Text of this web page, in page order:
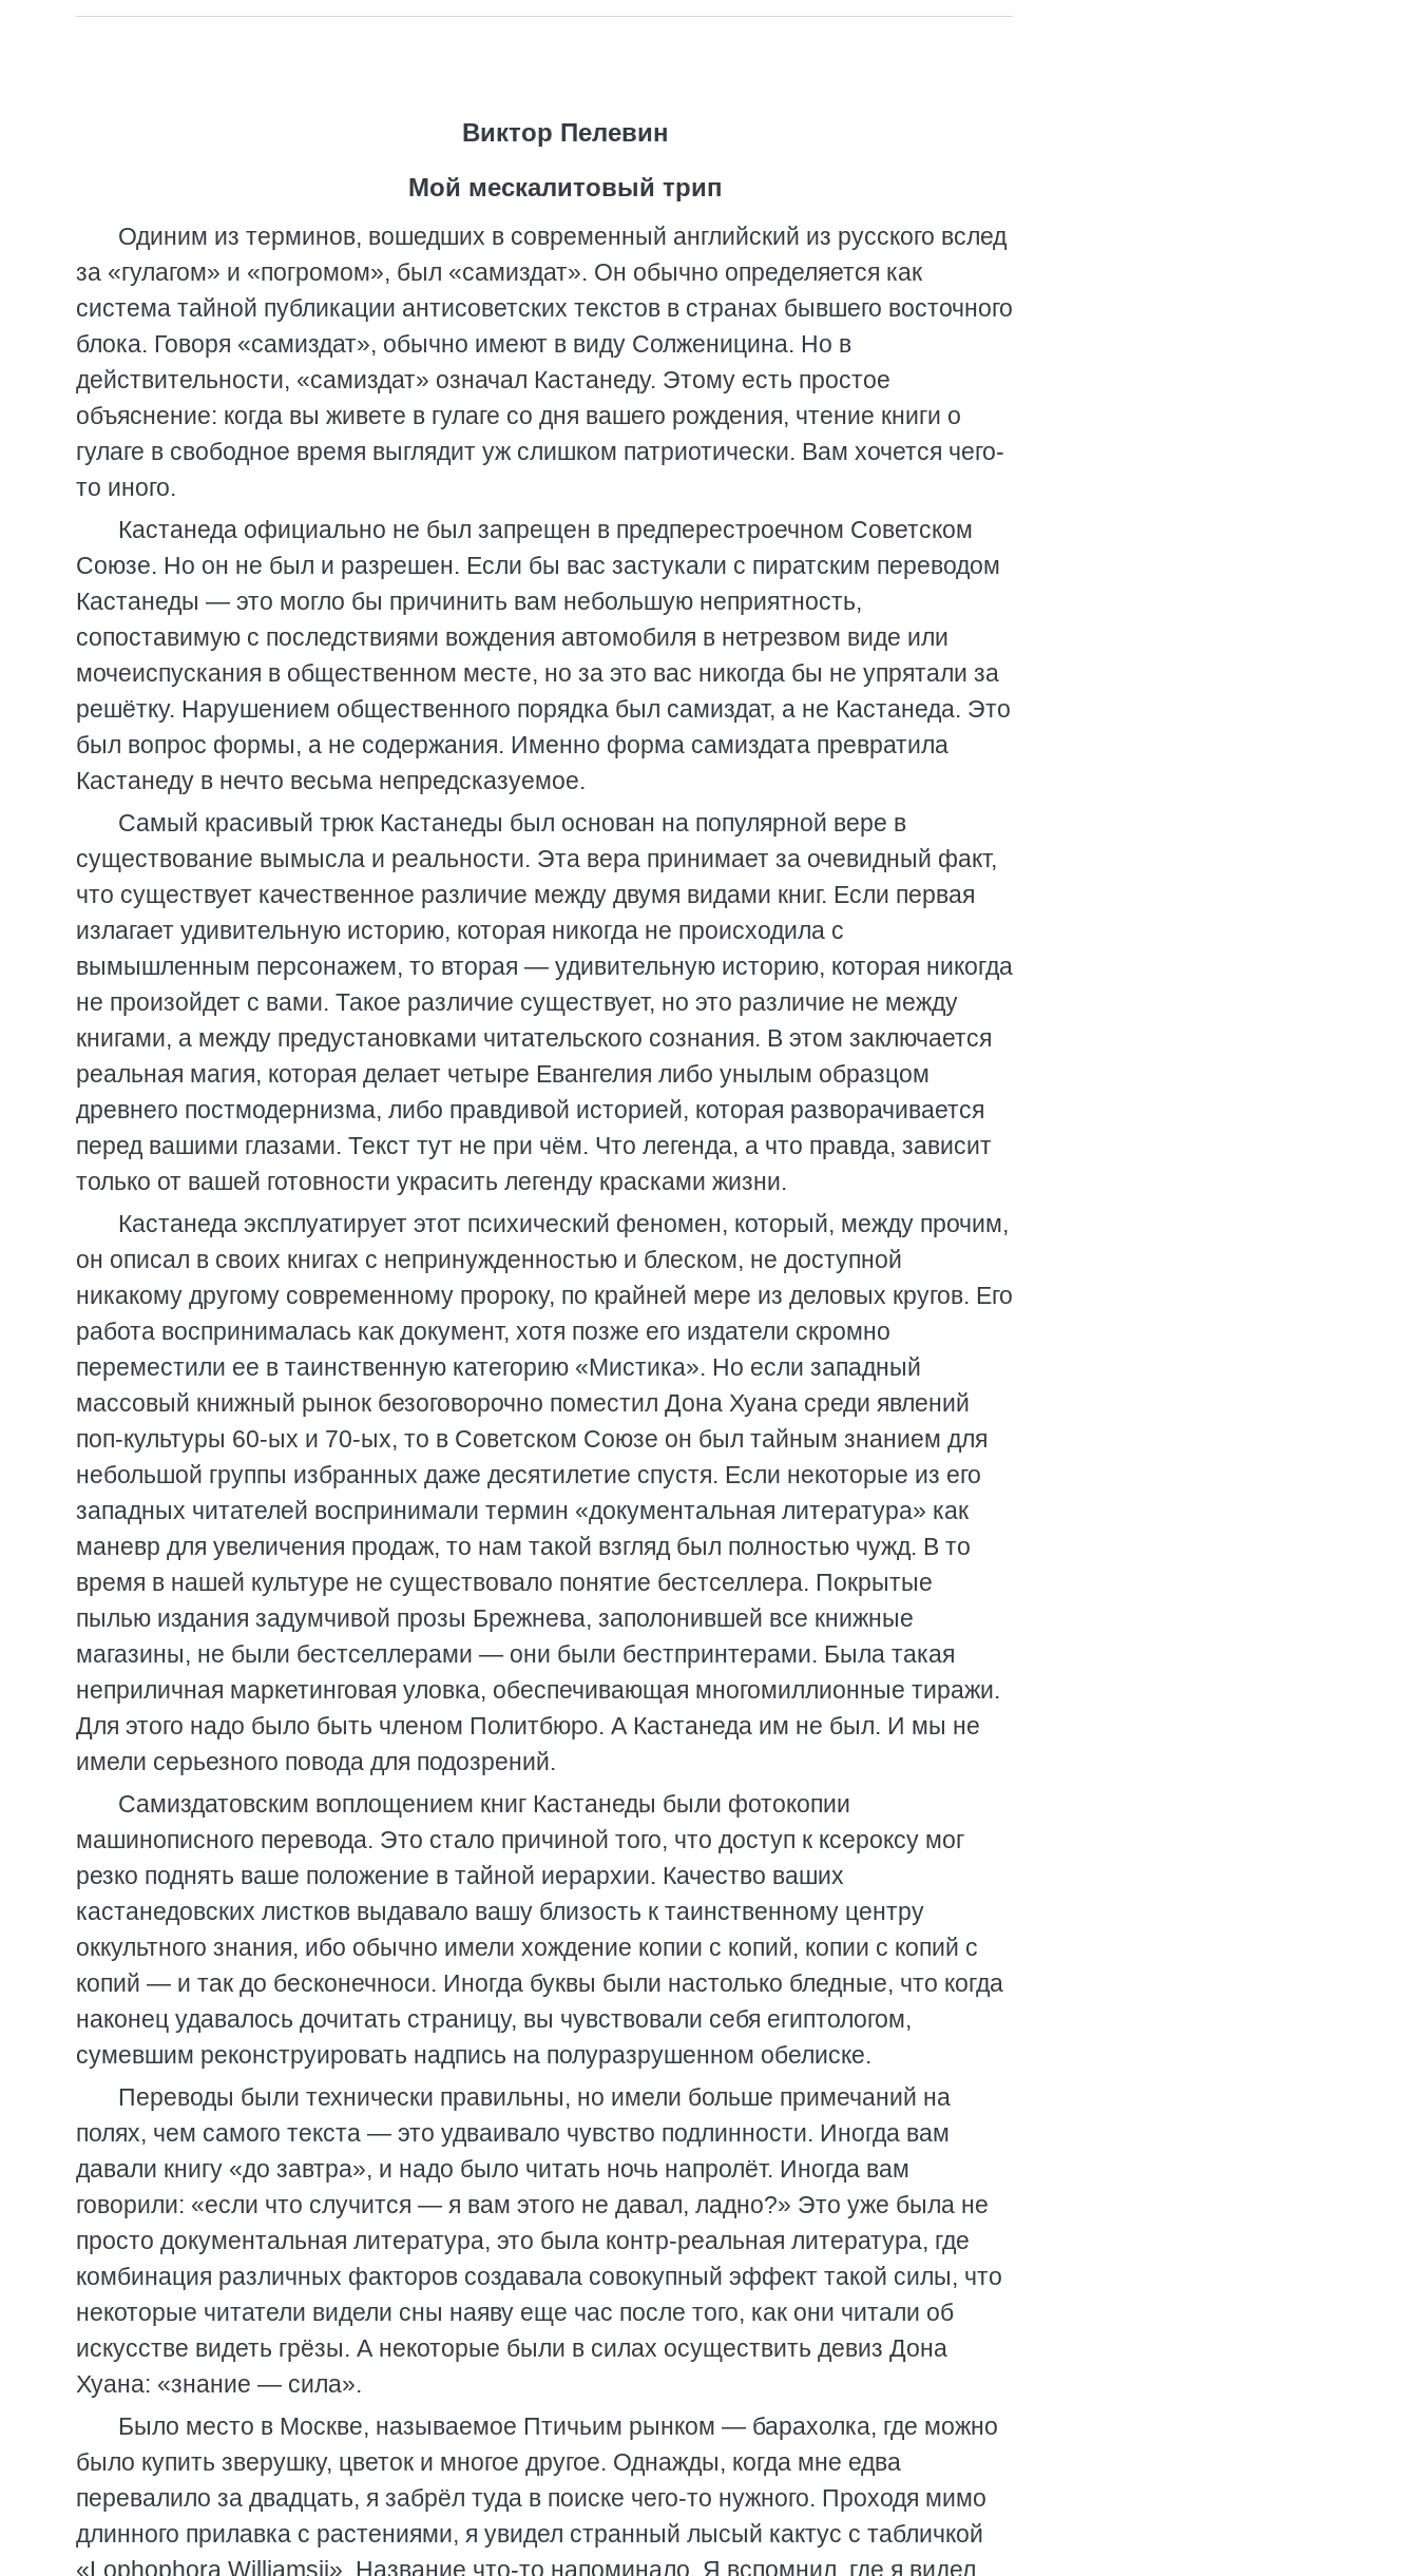
Виктор Пелевин
Мой мескалитовый трип
Одиним из терминов, вошедших в современный английский из русского вслед
за «гулагом» и «погромом», был «самиздат». Он обычно определяется как
система тайной публикации антисоветских текстов в странах бывшего восточного
блока. Говоря «самиздат», обычно имеют в виду Солженицина. Но в
действительности, «самиздат» означал Кастанеду. Этому есть простое
объяснение: когда вы живете в гулаге со дня вашего рождения, чтение книги о
гулаге в свободное время выглядит уж слишком патриотически. Вам хочется чего-
то иного.
Кастанеда официально не был запрещен в предперестроечном Советском
Союзе. Но он не был и разрешен. Если бы вас застукали с пиратским переводом
Кастанеды — это могло бы причинить вам небольшую неприятность,
сопоставимую с последствиями вождения автомобиля в нетрезвом виде или
мочеиспускания в общественном месте, но за это вас никогда бы не упрятали за
решётку. Нарушением общественного порядка был самиздат, а не Кастанеда. Это
был вопрос формы, а не содержания. Именно форма самиздата превратила
Кастанеду в нечто весьма непредсказуемое.
Самый красивый трюк Кастанеды был основан на популярной вере в
существование вымысла и реальности. Эта вера принимает за очевидный факт,
что существует качественное различие между двумя видами книг. Если первая
излагает удивительную историю, которая никогда не происходила с
вымышленным персонажем, то вторая — удивительную историю, которая никогда
не произойдет с вами. Такое различие существует, но это различие не между
книгами, а между предустановками читательского сознания. В этом заключается
реальная магия, которая делает четыре Евангелия либо унылым образцом
древнего постмодернизма, либо правдивой историей, которая разворачивается
перед вашими глазами. Текст тут не при чём. Что легенда, а что правда, зависит
только от вашей готовности украсить легенду красками жизни.
Кастанеда эксплуатирует этот психический феномен, который, между прочим,
он описал в своих книгах с непринужденностью и блеском, не доступной
никакому другому современному пророку, по крайней мере из деловых кругов. Его
работа воспринималась как документ, хотя позже его издатели скромно
переместили ее в таинственную категорию «Мистика». Но если западный
массовый книжный рынок безоговорочно поместил Дона Хуана среди явлений
поп-культуры 60-ых и 70-ых, то в Советском Союзе он был тайным знанием для
небольшой группы избранных даже десятилетие спустя. Если некоторые из его
западных читателей воспринимали термин «документальная литература» как
маневр для увеличения продаж, то нам такой взгляд был полностью чужд. В то
время в нашей культуре не существовало понятие бестселлера. Покрытые
пылью издания задумчивой прозы Брежнева, заполонившей все книжные
магазины, не были бестселлерами — они были бестпринтерами. Была такая
неприличная маркетинговая уловка, обеспечивающая многомиллионные тиражи.
Для этого надо было быть членом Политбюро. А Кастанеда им не был. И мы не
имели серьезного повода для подозрений.
Самиздатовским воплощением книг Кастанеды были фотокопии
машинописного перевода. Это стало причиной того, что доступ к ксероксу мог
резко поднять ваше положение в тайной иерархии. Качество ваших
кастанедовских листков выдавало вашу близость к таинственному центру
оккультного знания, ибо обычно имели хождение копии с копий, копии с копий с
копий — и так до бесконечноси. Иногда буквы были настолько бледные, что когда
наконец удавалось дочитать страницу, вы чувствовали себя египтологом,
сумевшим реконструировать надпись на полуразрушенном обелиске.
Переводы были технически правильны, но имели больше примечаний на
полях, чем самого текста — это удваивало чувство подлинности. Иногда вам
давали книгу «до завтра», и надо было читать ночь напролёт. Иногда вам
говорили: «если что случится — я вам этого не давал, ладно?» Это уже была не
просто документальная литература, это была контр-реальная литература, где
комбинация различных факторов создавала совокупный эффект такой силы, что
некоторые читатели видели сны наяву еще час после того, как они читали об
искусстве видеть грёзы. А некоторые были в силах осуществить девиз Дона
Хуана: «знание — сила».
Было место в Москве, называемое Птичьим рынком — барахолка, где можно
было купить зверушку, цветок и многое другое. Однажды, когда мне едва
перевалило за двадцать, я забрёл туда в поиске чего-то нужного. Проходя мимо
длинного прилавка с растениями, я увидел странный лысый кактус с табличкой
«Lophophora Williamsii». Название что-то напоминало. Я вспомнил, где я видел